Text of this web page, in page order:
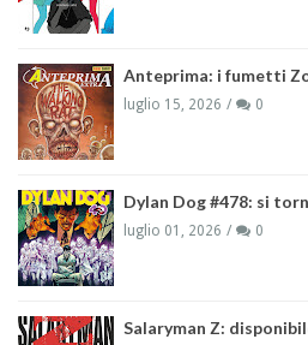
Anteprima: i fumetti
luglio 15, 2026 0
Dylan Dog #478: si
luglio 01, 2026 0
Salaryman Z: